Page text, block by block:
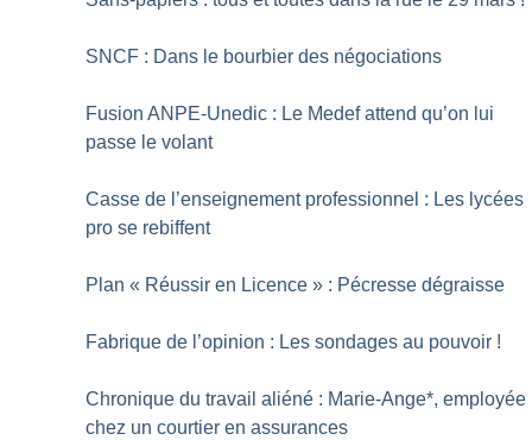
SNCF : Dans le bourbier des négociations
Fusion ANPE-Unedic : Le Medef attend qu’on lui
passe le volant
Casse de l’enseignement professionnel : Les lycées
pro se rebiffent
Plan « Réussir en Licence » : Pécresse dégraisse
Fabrique de l’opinion : Les sondages au pouvoir !
Chronique du travail aliéné : Marie-Ange*, employée
chez un courtier en assurances